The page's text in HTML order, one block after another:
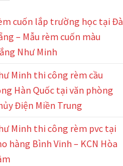
cuốn lắp trường học tại Đà
– Mẫu rèm cuốn màu
Như Minh
Minh thi công rèm cầu
Hàn Quốc tại văn phòng
Điện Miền Trung
Minh thi công rèm pvc tại
hàng Bình Vinh – KCN Hòa